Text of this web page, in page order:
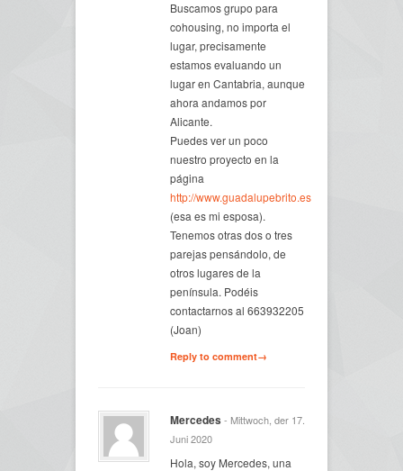
Buscamos grupo para
cohousing, no importa el
lugar, precisamente
estamos evaluando un
lugar en Cantabria, aunque
ahora andamos por
Alicante.
Puedes ver un poco
nuestro proyecto en la
página
http://www.guadalupebrito.es
(esa es mi esposa).
Tenemos otras dos o tres
parejas pensándolo, de
otros lugares de la
península. Podéis
contactarnos al 663932205
(Joan)
Reply to comment→
Mercedes - Mittwoch, der 17.
Juni 2020
Hola, soy Mercedes, una